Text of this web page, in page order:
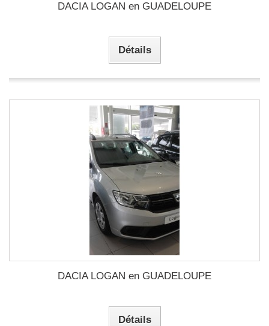
DACIA LOGAN en GUADELOUPE
Détails
DACIA LOGAN en GUADELOUPE
Détails